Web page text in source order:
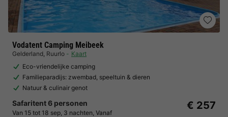
Vodatent Camping Meibeek
Gelderland, Ruurlo
Kaart
Eco-vriendelijke camping
Familieparadijs: zwembad, speeltuin & dieren
Natuur & culinair genot
Safaritent 6 personen
Van 15 tot 18 sep, 3 nachten, Vanaf
€ 257